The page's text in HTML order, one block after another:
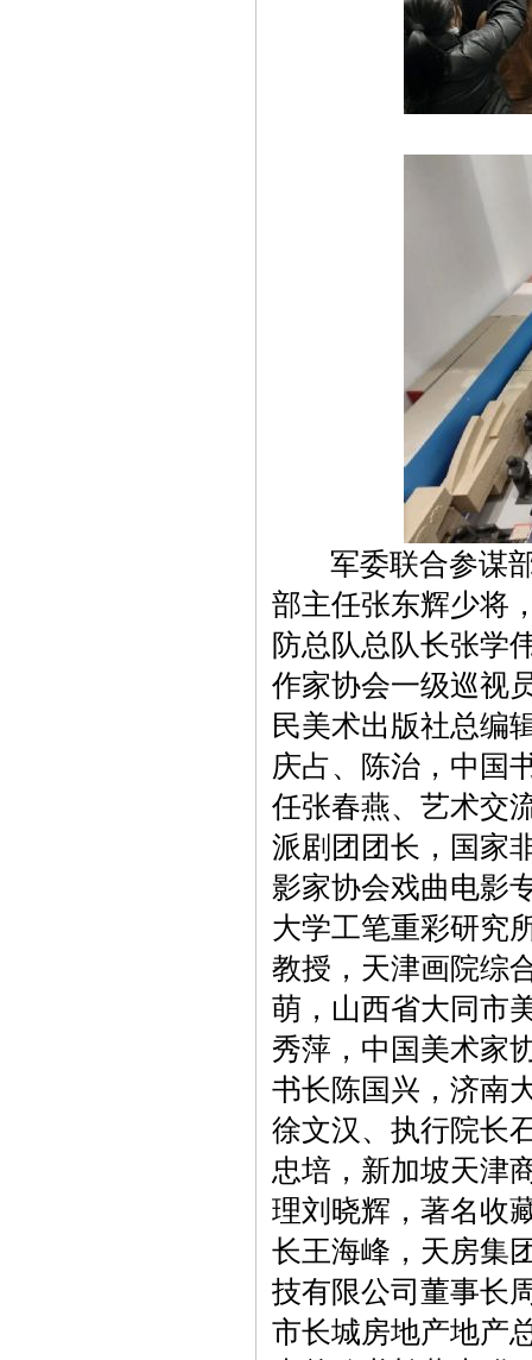
军委联合参谋部
部主任张东辉少将
防总队总队长张学
作家协会一级巡视
民美术出版社总编
庆占、陈治，中国
任张春燕、艺术交
派剧团团长，国家
影家协会戏曲电影
大学工笔重彩研究
教授，天津画院综
萌，山西省大同市
秀萍，中国美术家
书长陈国兴，济南
徐文汉、执行院长
忠培，新加坡天津
理刘晓辉，著名收
长王海峰，天房集
技有限公司董事长
市长城房地产地产